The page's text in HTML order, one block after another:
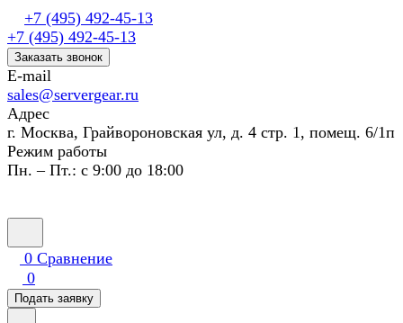
+7 (495) 492-45-13
+7 (495) 492-45-13
Заказать звонок
E-mail
sales@servergear.ru
Адрес
г. Москва, Грайвороновская ул, д. 4 стр. 1, помещ. 6/1п
Режим работы
Пн. – Пт.: с 9:00 до 18:00
0 Сравнение
0
Подать заявку